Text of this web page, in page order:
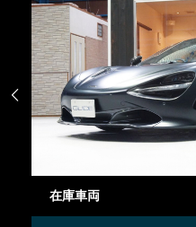
在庫車両
